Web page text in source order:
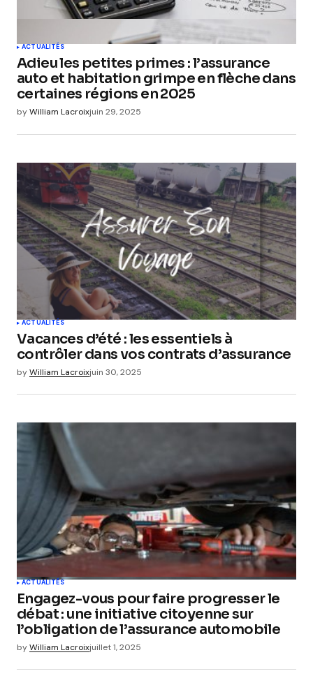
ACTUALITÉS
Adieu les petites primes : l’assurance
auto et habitation grimpe en flèche dans
certaines régions en 2025
byWilliam Lacroixjuin 29, 2025
ACTUALITÉS
Vacances d’été : les essentiels à
contrôler dans vos contrats d’assurance
byWilliam Lacroixjuin 30, 2025
ACTUALITÉS
Engagez-vous pour faire progresser le
débat : une initiative citoyenne sur
l’obligation de l’assurance automobile
byWilliam Lacroixjuillet 1, 2025